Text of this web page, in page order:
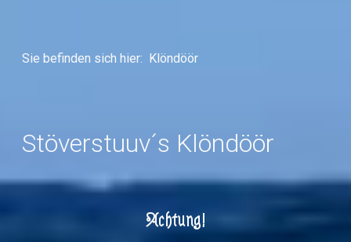
Sie befinden sich hier: Klöndöör
Stöverstuuv´s Klöndöör
Achtung!